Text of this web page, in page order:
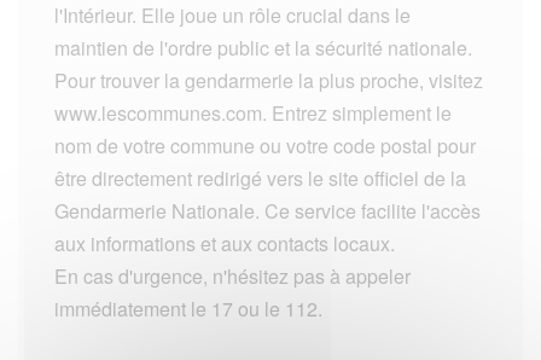
l'Intérieur. Elle joue un rôle crucial dans le
maintien de l'ordre public et la sécurité nationale.
Pour trouver la gendarmerie la plus proche, visitez
www.lescommunes.com. Entrez simplement le
nom de votre commune ou votre code postal pour
être directement redirigé vers le site officiel de la
Gendarmerie Nationale. Ce service facilite l'accès
aux informations et aux contacts locaux.
En cas d'urgence, n'hésitez pas à appeler
immédiatement le 17 ou le 112.